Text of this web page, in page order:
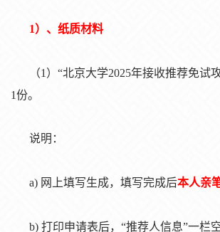
1）、纸质材料
（1 ） “北京大学2025年接收推荐免试
1份。
说明：
a) 网上填写生成，填写完成后本人亲
b) 打印申请表后， “推荐人信息”一栏